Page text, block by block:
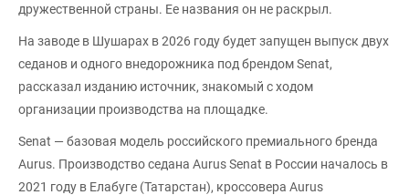
дружественной страны. Ее названия он не раскрыл.
На заводе в Шушарах в 2026 году будет запущен выпуск двух
седанов и одного внедорожника под брендом Senat,
рассказал изданию источник, знакомый с ходом
организации производства на площадке.
Senat — базовая модель российского премиального бренда
Aurus. Производство седана Aurus Senat в России началось в
2021 году в Елабуге (Татарстан), кроссовера Aurus